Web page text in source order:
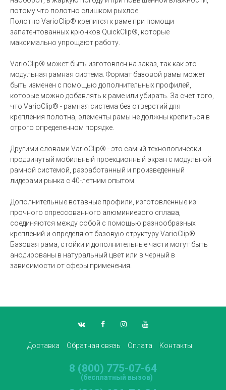
потому что полотно слишком рыхлое.
Полотно VarioClip® крепится к раме при помощи
запатентованных крючков QuickClip®, которые
максимально упрощают работу.
VarioClip® может быть изготовлен на заказ, так как это
модульная рамная система. Формат базовой рамы может
быть изменен с помощью дополнительных профилей,
которые можно добавлять к раме или убирать. За счет того,
что VarioClip® - рамная система без отверстий для
крепления полотна, элементы рамы не должны крепиться в
строго определенном порядке.
Другими словами VarioClip® - это самый технологически
продвинутый мобильный проекционный экран с модульной
рамной системой, разработанный и произведенный
лидерами рынка с 40-летним опытом.
Дополнительные вставные профили, изготовленные из
прочного спрессованного алюминиевого сплава,
соединяются между собой с помощью разнообразных
креплений и определяют базовую структуру VarioClip®.
Базовая рама, стойки и дополнительные части могут быть
анодированы в натуральный цвет или в черный в
зависимости от сферы применения.
Доставка Обратная связь Оплата Контакты
8 (800) 775-07-64
(бесплатный вызов)